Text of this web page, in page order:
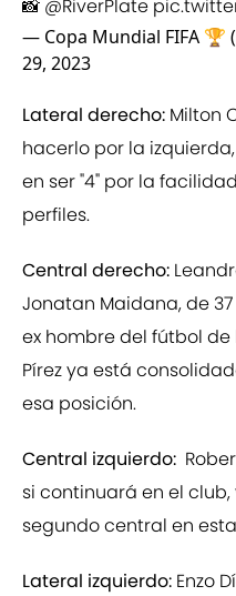
📸 @RiverPlate
— Copa Mundial FIFA 🏆
29, 2023
Lateral derecho: Milton
hacerlo por la
en ser "4" por la
perfiles.
Central derecho:
Jonatan Maidana, de
ex hombre del fútbol de
Pírez ya está
esa posición.
Central izquierdo:
si continuará en el
segundo central en
Lateral izquierdo: Enzo